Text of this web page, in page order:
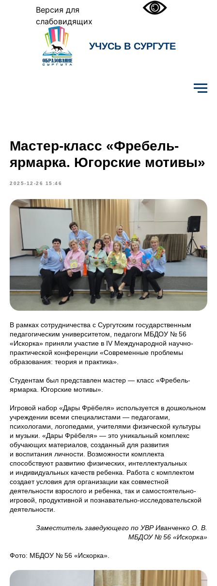
Версия для
слабовидящих
УЧУСЬ В СУРГУТЕ
Мастер-класс «Фребель-
ярмарка. Югорские мотивы»
2025-12-26 15:46
В рамках сотрудничества с Сургутским государственным
педагогическим университетом, педагоги МБДОУ № 56
«Искорка» приняли участие в IV Международной научно-
практической конференции «Современные проблемы
образования: теория и практика».
Студентам был представлен мастер — класс «Фребель-
ярмарка. Югорские мотивы».
Игровой набор «Дары Фрёбеля» используется в дошкольном
учреждении всеми специалистами — педагогами,
психологами, логопедами, учителями физической культуры
и музыки. «Дары Фрёбеля» — это уникальный комплекс
обучающих материалов, созданный для развития
и воспитания личности. Возможности комплекта
способствуют развитию физических, интеллектуальных
и индивидуальных качеств ребенка. Работа с комплектом
создает условия для организации как совместной
деятельности взрослого и ребенка, так и самостоятельно-
игровой, продуктивной и познавательно-исследовательской
деятельности.
Заместитель заведующего по УВР Иванченко О. В.
МБДОУ № 56 «Искорка»
Фото: МБДОУ № 56 «Искорка».